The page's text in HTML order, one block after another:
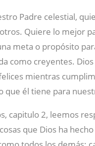
Padre celestial,
Quiere lo mejor
meta o propósito
como creyentes.
mientras
que él tiene para
capitulo 2, leemos
que Dios ha